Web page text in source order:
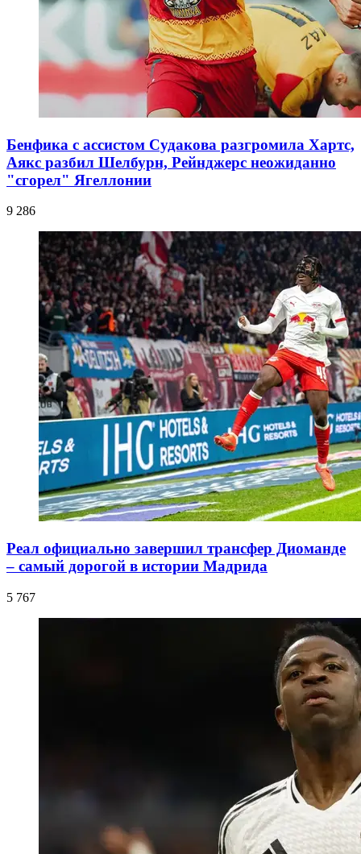
Бенфика с ассистом Судакова разгромила Хартс,
Аякс разбил Шелбурн, Рейнджерс неожиданно
"сгорел" Ягеллонии
9 286
Реал официально завершил трансфер Диоманде
– самый дорогой в истории Мадрида
5 767